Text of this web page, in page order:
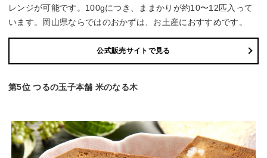
レンジが可能です。100gにつき、ままかりが約10〜12匹入って
います。岡山県ならではのおかずは、お土産におすすめです。
公式販売サイトで見る
第5位 つるの玉子本舗 米のなる木